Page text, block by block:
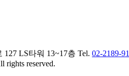
LS타워 13~17층 Tel. 02-2189-
rights reserved.